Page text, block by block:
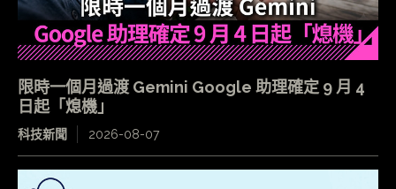
限時一個月過渡 Gemini Google 助理確定 9 月 4
日起「熄機」
科技新聞 2026-08-07